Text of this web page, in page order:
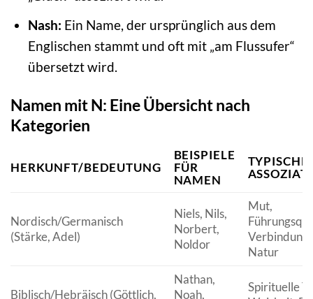
Nash: Ein Name, der ursprünglich aus dem
Englischen stammt und oft mit „am Flussufer“
übersetzt wird.
Namen mit N: Eine Übersicht nach
Kategorien
HERKUNFT/BEDEUTUNG
BEISPIELE
FÜR
NAMEN
TYPISCHE
Nordisch/Germanisch
(Stärke, Adel)
Niels, Nils,
Norbert,
Noldor
Mut,
Verbindung
Natur
Biblisch/Hebräisch (Göttlich,
Nathan,
Noah,
Spirituelle